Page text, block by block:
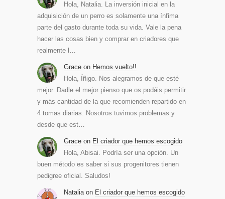
Hola, Natalia. La inversión inicial en la
adquisición de un perro es solamente una ínfima
parte del gasto durante toda su vida. Vale la pena
hacer las cosas bien y comprar en criadores que
realmente l…
Grace on Hemos vuelto!!
Hola, Íñigo. Nos alegramos de que esté
mejor. Dadle el mejor pienso que os podáis permitir
y más cantidad de la que recomienden repartido en
4 tomas diarias. Nosotros tuvimos problemas y
desde que est…
Grace on El criador que hemos escogido
Hola, Abisai. Podría ser una opción. Un
buen método es saber si sus progenitores tienen
pedigree oficial. Saludos!
Natalia on El criador que hemos escogido